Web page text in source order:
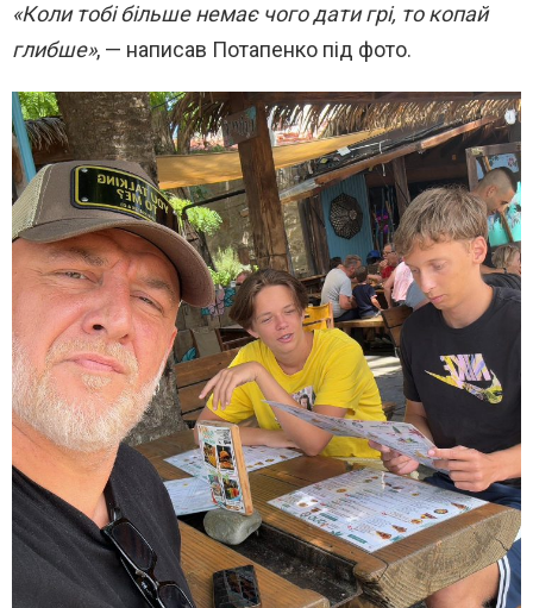
«Коли тобі більше немає чого дати грі, то копай
глибше», — написав Потапенко під фото.